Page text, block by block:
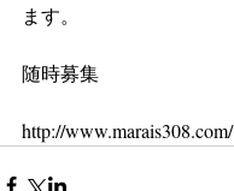
ます。
随時募集
http://www.marais308.com/